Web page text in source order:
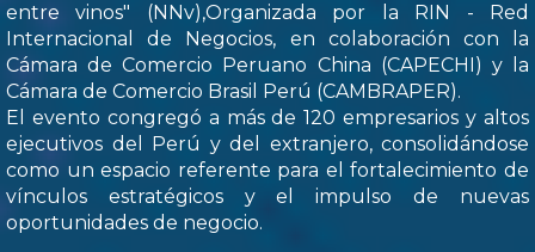
entre vinos" (NNv),Organizada por la RIN - Red
Internacional de Negocios, en colaboración con la
Cámara de Comercio Peruano China (CAPECHI) y la
Cámara de Comercio Brasil Perú (CAMBRAPER).
El evento congregó a más de 120 empresarios y altos
ejecutivos del Perú y del extranjero, consolidándose
como un espacio referente para el fortalecimiento de
vínculos estratégicos y el impulso de nuevas
oportunidades de negocio.